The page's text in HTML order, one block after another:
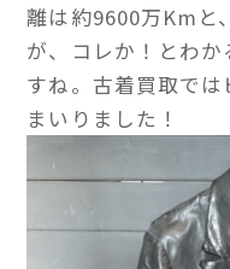
離は約9600万Kmと
が、コレか！とわ
すね。古着買取で
まいりました！